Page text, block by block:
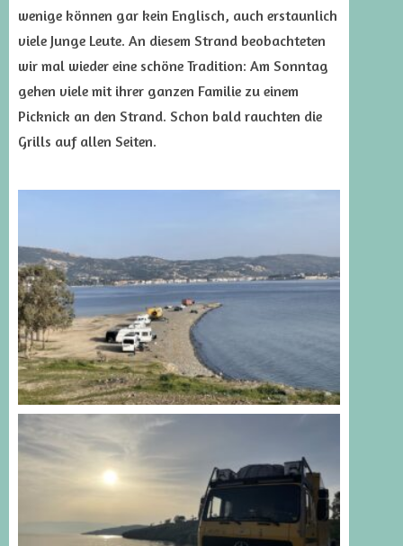
wenige können gar kein Englisch, auch erstaunlich
viele Junge Leute. An diesem Strand beobachteten
wir mal wieder eine schöne Tradition: Am Sonntag
gehen viele mit ihrer ganzen Familie zu einem
Picknick an den Strand. Schon bald rauchten die
Grills auf allen Seiten.